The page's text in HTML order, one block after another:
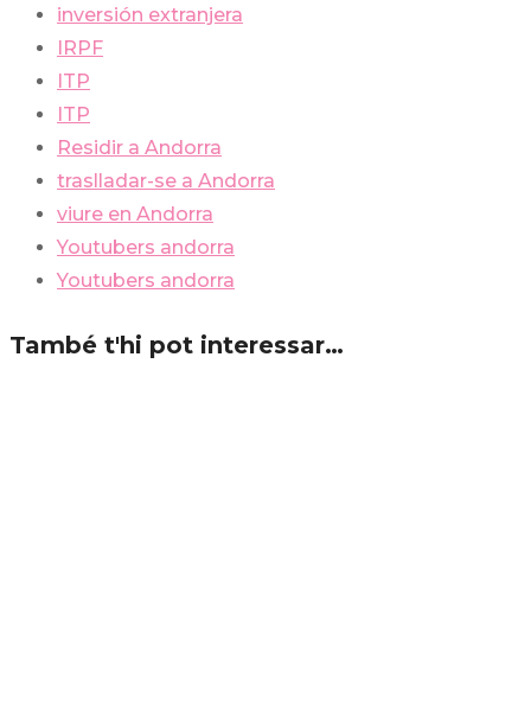
inversión extranjera
IRPF
ITP
ITP
Residir a Andorra
traslladar-se a Andorra
viure en Andorra
Youtubers andorra
Youtubers andorra
També t'hi pot interessar…